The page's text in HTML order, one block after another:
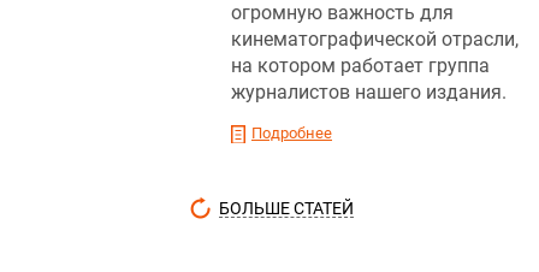
огромную важность для
кинематографической отрасли,
на котором работает группа
журналистов нашего издания.
Подробнее
БОЛЬШЕ СТАТЕЙ